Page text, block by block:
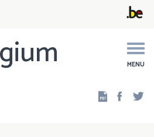
MENU